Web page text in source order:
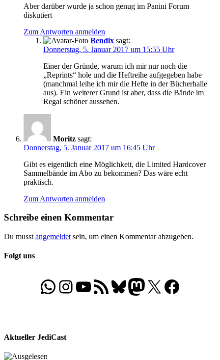
Aber darüber wurde ja schon genug im Panini Forum
diskutiert
Zum Antworten anmelden
Bendix sagt:
Donnerstag, 5. Januar 2017 um 15:55 Uhr
Einer der Gründe, warum ich mir nur noch die
„Reprints“ hole und die Heftreihe aufgegeben habe
(manchmal leihe ich mir die Hefte in der Bücherhalle
aus). Ein weiterer Grund ist aber, dass die Bände im
Regal schöner aussehen.
Moritz sagt:
Donnerstag, 5. Januar 2017 um 16:45 Uhr
Gibt es eigentlich eine Möglichkeit, die Limited Hardcover
Sammelbände im Abo zu bekommen? Das wäre echt
praktisch.
Zum Antworten anmelden
Schreibe einen Kommentar
Du musst angemeldet sein, um einen Kommentar abzugeben.
Folgt uns
WhatsApp
Folgt uns auf Instagram
Besucht unseren YouTube-Kanal
RSS-FeedBluesky
Folgt uns auf Mastodon
X Folgt uns auf
Aktueller JediCast